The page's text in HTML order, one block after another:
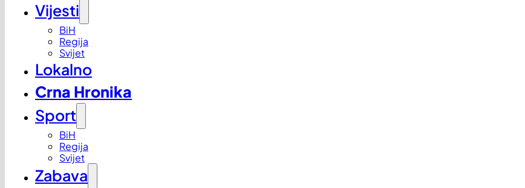
Vijesti
BiH
Regija
Svijet
Lokalno
Crna Hronika
Sport
BiH
Regija
Svijet
Zabava